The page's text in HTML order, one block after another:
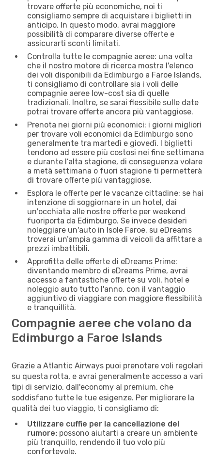
trovare offerte più economiche, noi ti
consigliamo sempre di acquistare i biglietti in
anticipo. In questo modo, avrai maggiore
possibilità di comparare diverse offerte e
assicurarti sconti limitati.
Controlla tutte le compagnie aeree: una volta
che il nostro motore di ricerca mostra l'elenco
dei voli disponibili da Edimburgo a Faroe Islands,
ti consigliamo di controllare sia i voli delle
compagnie aeree low-cost sia di quelle
tradizionali. Inoltre, se sarai flessibile sulle date
potrai trovare offerte ancora più vantaggiose.
Prenota nei giorni più economici: i giorni migliori
per trovare voli economici da Edimburgo sono
generalmente tra martedì e giovedì. I biglietti
tendono ad essere più costosi nei fine settimana
e durante l’alta stagione, di conseguenza volare
a metà settimana o fuori stagione ti permetterà
di trovare offerte più vantaggiose.
Esplora le offerte per le vacanze cittadine: se hai
intenzione di soggiornare in un hotel, dai
un'occhiata alle nostre offerte per weekend
fuoriporta da Edimburgo. Se invece desideri
noleggiare un'auto in Isole Faroe, su eDreams
troverai un’ampia gamma di veicoli da affittare a
prezzi imbattibili.
Approfitta delle offerte di eDreams Prime:
diventando membro di eDreams Prime, avrai
accesso a fantastiche offerte su voli, hotel e
noleggio auto tutto l'anno, con il vantaggio
aggiuntivo di viaggiare con maggiore flessibilità
e tranquillità.
Compagnie aeree che volano da
Edimburgo a Faroe Islands
Grazie a Atlantic Airways puoi prenotare voli regolari
su questa rotta, e avrai generalmente accesso a vari
tipi di servizio, dall'economy al premium, che
soddisfano tutte le tue esigenze. Per migliorare la
qualità dei tuo viaggio, ti consigliamo di:
Utilizzare cuffie per la cancellazione del
rumore: possono aiutarti a creare un ambiente
più tranquillo, rendendo il tuo volo più
confortevole.